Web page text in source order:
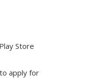
Store
apply for